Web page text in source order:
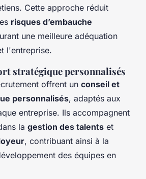
Cette approche réduit
risques d’embauche
une meilleure adéquation
l'entreprise.
stratégique personnalisés
offrent un conseil et
personnalisés, adaptés aux
entreprise. Ils accompagnent
la gestion des talents et
, contribuant ainsi à la
des équipes en